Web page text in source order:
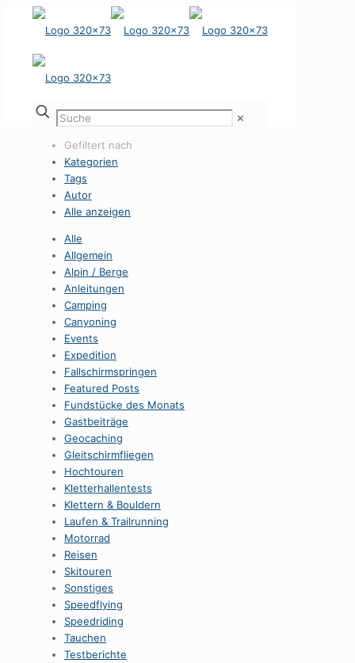
✕
Gefiltert nach
Kategorien
Tags
Autor
Alle anzeigen
Alle
Allgemein
Alpin / Berge
Anleitungen
Camping
Canyoning
Events
Expedition
Fallschirmspringen
Featured Posts
Fundstücke des Monats
Gastbeiträge
Geocaching
Gleitschirmfliegen
Hochtouren
Kletterhallentests
Klettern & Bouldern
Laufen & Trailrunning
Motorrad
Reisen
Skitouren
Sonstiges
Speedflying
Speedriding
Tauchen
Testberichte